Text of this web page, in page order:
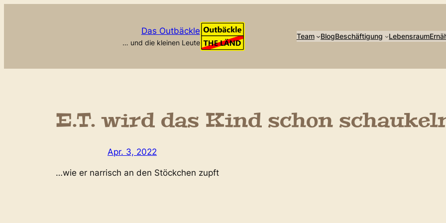
Das Outbäckle
… und die kleinen Leute
Team BlogBeschäftigung Lebensraum
E.T. wird das Kind schon
Apr. 3, 2022
…wie er narrisch an den Stöckchen zupft